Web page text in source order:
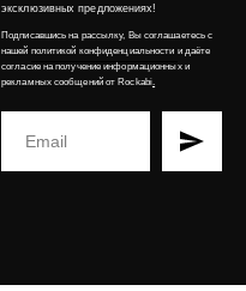
эксклюзивных предложениях!
Подписавшись на рассылку, Вы соглашаетесь с
нашей политикой конфиденциальности и даёте
согласие на получение информационных и
рекламных сообщений от Rockabi